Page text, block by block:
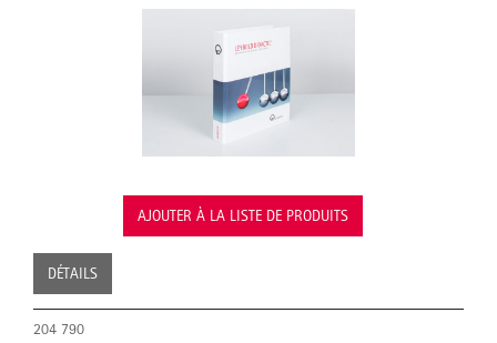
AJOUTER À LA LISTE DE PRODUITS
DÉTAILS
204 790